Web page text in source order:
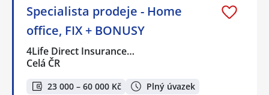
Specialista prodeje - Home
office, FIX + BONUSY
4Life Direct Insurance…
Celá ČR
23 000 – 60 000 Kč Plný úvazek